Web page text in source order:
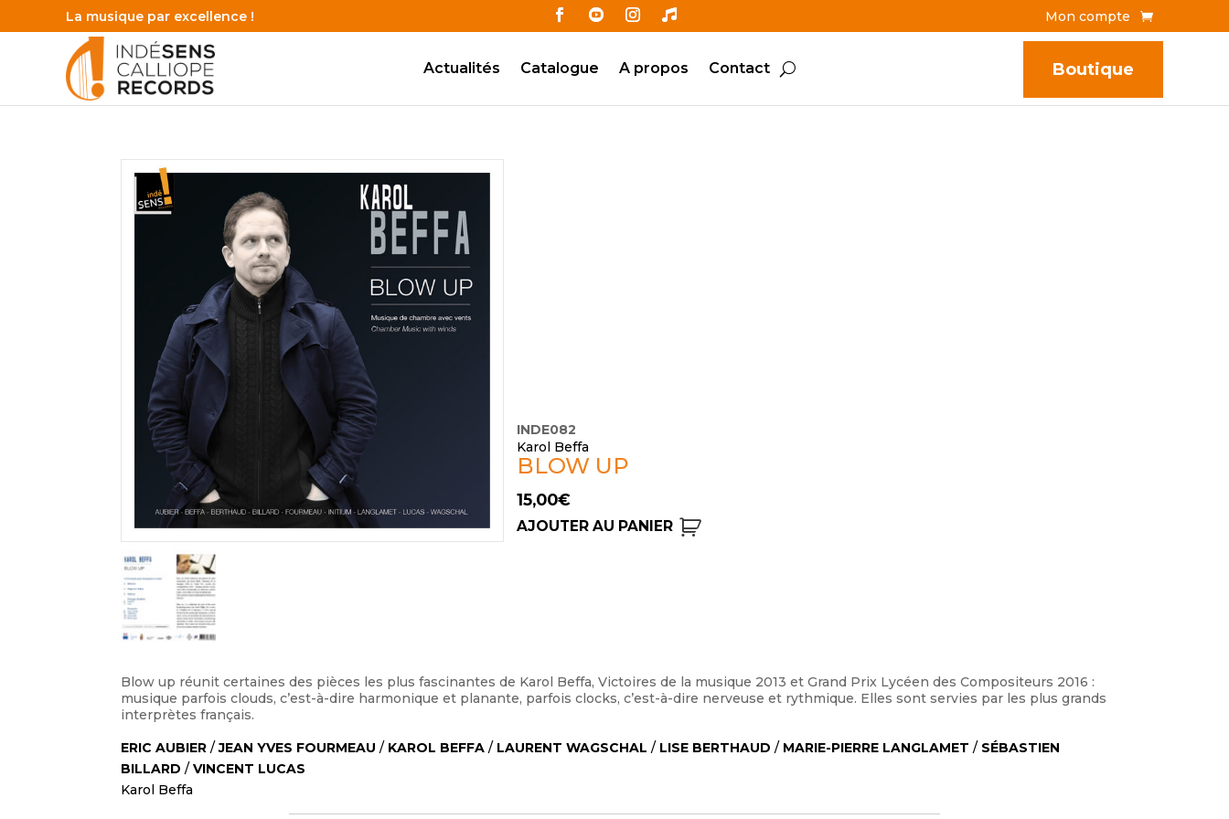
La musique par excellence ! Mon compte
Actualités Catalogue A propos Contact Boutique
INDE082
Karol Beffa
BLOW UP
15,00€
AJOUTER AU PANIER
Blow up réunit certaines des pièces les plus fascinantes de Karol Beffa, Victoires de la musique 2013 et Grand Prix Lycéen des Compositeurs 2016 :
musique parfois clouds, c’est-à-dire harmonique et planante, parfois clocks, c’est-à-dire nerveuse et rythmique. Elles sont servies par les plus grands
interprètes français.
ERIC AUBIER /JEAN YVES FOURMEAU / KAROL BEFFA / LAURENT WAGSCHAL / LISE BERTHAUD / MARIE-PIERRE LANGLAMET / SÉBASTIEN
BILLARD / VINCENT LUCAS
Karol Beffa